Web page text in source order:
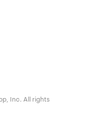
Inc. All rights